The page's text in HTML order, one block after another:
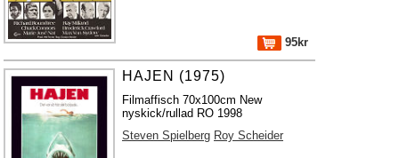
95kr
HAJEN (1975)
Filmaffisch 70x100cm New
nyskick/rullad RO 1998
Steven Spielberg Roy Scheider